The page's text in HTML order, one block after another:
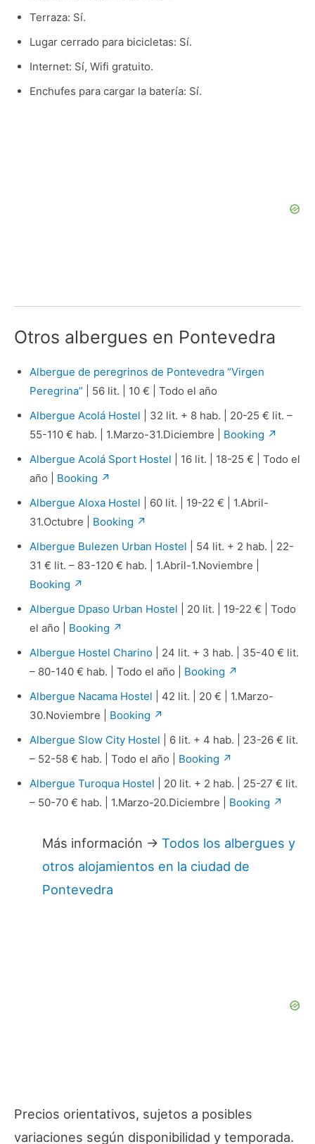
Terraza: Sí.
Lugar cerrado para bicicletas: Sí.
Internet: Sí, Wifi gratuito.
Enchufes para cargar la batería: Sí.
Otros albergues en Pontevedra
Albergue de peregrinos de Pontevedra “Virgen
Peregrina” | 56 lit. | 10 € | Todo el año
Albergue Acolá Hostel | 32 lit. + 8 hab. | 20-25 € lit. –
55-110 € hab. | 1.Marzo-31.Diciembre | Booking ↗
Albergue Acolá Sport Hostel | 16 lit. | 18-25 € | Todo el
año | Booking ↗
Albergue Aloxa Hostel | 60 lit. | 19-22 € | 1.Abril-
31.Octubre | Booking ↗
Albergue Bulezen Urban Hostel | 54 lit. + 2 hab. | 22-
31 € lit. – 83-120 € hab. | 1.Abril-1.Noviembre |
Booking ↗
Albergue Dpaso Urban Hostel | 20 lit. | 19-22 € | Todo
el año | Booking ↗
Albergue Hostel Charino| 24 lit. + 3 hab. | 35-40 € lit.
– 80-140 € hab. | Todo el año | Booking ↗
Albergue Nacama Hostel | 42 lit. | 20 € | 1.Marzo-
30.Noviembre | Booking ↗
Albergue Slow City Hostel | 6 lit. + 4 hab. | 23-26 € lit.
– 52-58 € hab. | Todo el año | Booking ↗
Albergue Turoqua Hostel | 20 lit. + 2 hab. | 25-27 € lit.
– 50-70 € hab. | 1.Marzo-20.Diciembre | Booking ↗
Más información → Todos los albergues y
otros alojamientos en la ciudad de
Pontevedra
Precios orientativos, sujetos a posibles
variaciones según disponibilidad y temporada.